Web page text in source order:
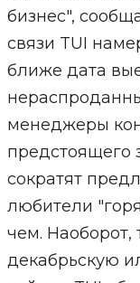
бизнес",
связи TUI
ближе дата
менеджеры
предстоящего
сократят
любители
чем. Наоборот,
декабрьскую